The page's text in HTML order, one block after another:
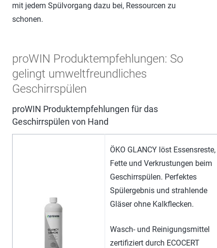
mit jedem Spülvorgang dazu bei, Ressourcen zu
schonen.
proWIN Produktempfehlungen: So
gelingt umweltfreundliches
Geschirrspülen
proWIN Produktempfehlungen für das
Geschirrspülen von Hand
ÖKO GLANCY löst Essensreste,
Fette und Verkrustungen beim
Geschirrspülen. Perfektes
Spülergebnis und strahlende
Gläser ohne Kalkflecken.
Wasch- und Reinigungsmittel
zertifiziert durch ECOCERT